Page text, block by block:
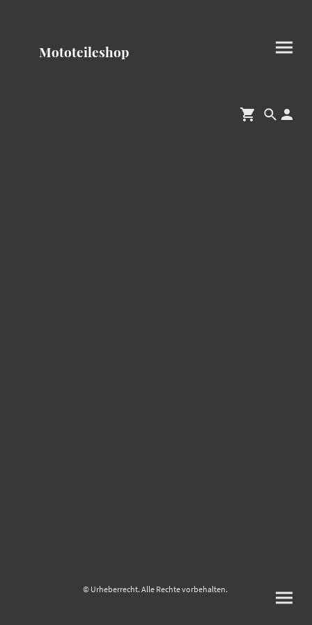
Mototeileshop
© Urheberrecht. Alle Rechte vorbehalten.